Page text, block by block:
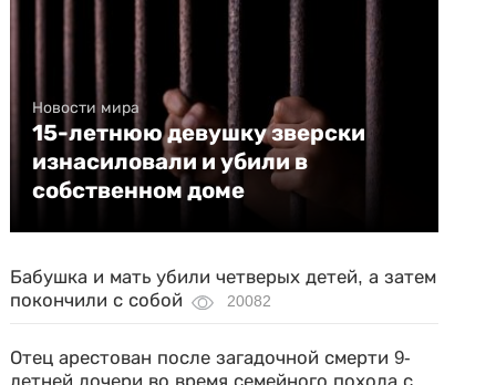
Новости мира
15-летнюю девушку зверски
изнасиловали и убили в
собственном доме
Бабушка и мать убили четверых детей, а затем
покончили с собой
20082
Отец арестован после загадочной смерти 9-